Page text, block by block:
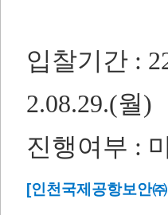
입찰기간 :
2.08.29.(월)
진행여부 :
[인천국제공항보안